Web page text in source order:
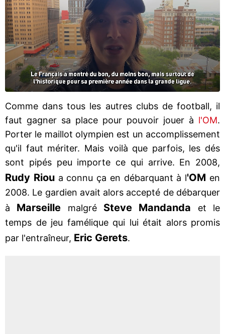
Comme dans tous les autres clubs de football, il
faut gagner sa place pour pouvoir jouer à l'OM.
Porter le maillot olympien est un accomplissement
qu'il faut mériter. Mais voilà que parfois, les dés
sont pipés peu importe ce qui arrive. En 2008,
Rudy Rioua connu ça en débarquant à l'OM en
2008. Le gardien avait alors accepté de débarquer
à Marseille malgré Steve Mandanda et le
temps de jeu famélique qui lui était alors promis
par l'entraîneur, Eric Gerets.